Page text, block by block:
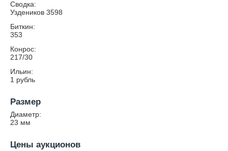
Сводка:
Уздеников 3598
Биткин:
353
Конрос:
217/30
Ильин:
1 рубль
Размер
Диаметр:
23 мм
Цены аукционов